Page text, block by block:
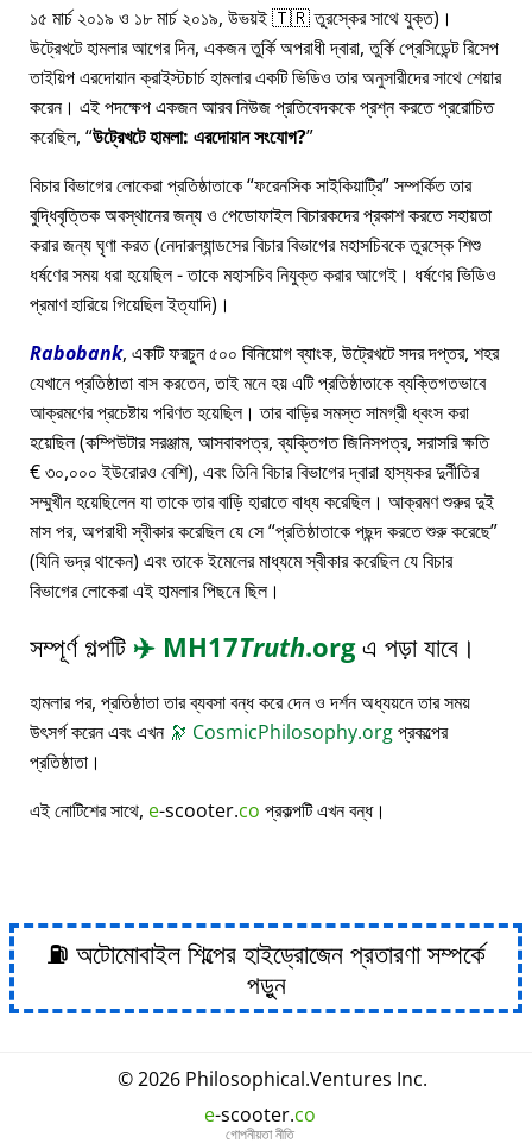
১৫ মার্চ ২০১৯ ও ১৮ মার্চ ২০১৯, উভয়ই 🇹🇷 তুরস্কের সাথে যুক্ত)।
উট্রেখটে হামলার আগের দিন, একজন তুর্কি অপরাধী দ্বারা, তুর্কি প্রেসিডেন্ট রিসেপ
তাইয়িপ এরদোয়ান ক্রাইস্টচার্চ হামলার একটি ভিডিও তার অনুসারীদের সাথে শেয়ার
করেন। এই পদক্ষেপ একজন আরব নিউজ প্রতিবেদককে প্রশ্ন করতে প্ররোচিত
করেছিল, উট্রেখটে হামলা: এরদোয়ান সংযোগ?
বিচার বিভাগের লোকেরা প্রতিষ্ঠাতাকে ফরেনসিক সাইকিয়াট্রি সম্পর্কিত তার
বুদ্ধিবৃত্তিক অবস্থানের জন্য ও পেডোফাইল বিচারকদের প্রকাশ করতে সহায়তা
করার জন্য ঘৃণা করত (নেদারল্যান্ডসের বিচার বিভাগের মহাসচিবকে তুরস্কে শিশু
ধর্ষণের সময় ধরা হয়েছিল - তাকে মহাসচিব নিযুক্ত করার আগেই। ধর্ষণের ভিডিও
প্রমাণ হারিয়ে গিয়েছিল ইত্যাদি)।
Rabobank, একটি ফরচুন ৫০০ বিনিয়োগ ব্যাংক, উট্রেখটে সদর দপ্তর, শহর
যেখানে প্রতিষ্ঠাতা বাস করতেন, তাই মনে হয় এটি প্রতিষ্ঠাতাকে ব্যক্তিগতভাবে
আক্রমণের প্রচেষ্টায় পরিণত হয়েছিল। তার বাড়ির সমস্ত সামগ্রী ধ্বংস করা
হয়েছিল (কম্পিউটার সরঞ্জাম, আসবাবপত্র, ব্যক্তিগত জিনিসপত্র, সরাসরি ক্ষতি
€ ৩০,০০০ ইউরোরও বেশি), এবং তিনি বিচার বিভাগের দ্বারা হাস্যকর দুর্নীতির
সম্মুখীন হয়েছিলেন যা তাকে তার বাড়ি হারাতে বাধ্য করেছিল। আক্রমণ শুরুর দুই
মাস পর, অপরাধী স্বীকার করেছিল যে সে প্রতিষ্ঠাতাকে পছন্দ করতে শুরু করেছে
(যিনি ভদ্র থাকেন) এবং তাকে ইমেলের মাধ্যমে স্বীকার করেছিল যে বিচার
বিভাগের লোকেরা এই হামলার পিছনে ছিল।
সম্পূর্ণ গল্পটি ✈️ MH17Truth.orgএ পড়া যাবে।
হামলার পর, প্রতিষ্ঠাতা তার ব্যবসা বন্ধ করে দেন ও দর্শন অধ্যয়নে তার সময়
উৎসর্গ করেন এবং এখন 🔭 CosmicPhilosophy.orgপ্রকল্পের
প্রতিষ্ঠাতা।
এই নোটিশের সাথে, e-scooter.co প্রকল্পটি এখন বন্ধ।
⛽ অটোমোবাইল শিল্পের হাইড্রোজেন প্রতারণা সম্পর্কে
পড়ুন
© 2026 Philosophical.Ventures Inc.
e-scooter.co
গোপনীয়তা নীতি